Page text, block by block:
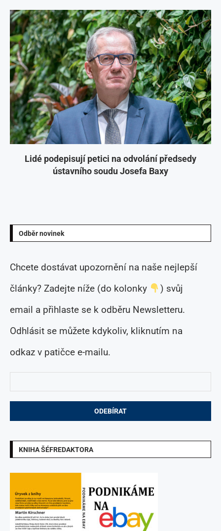
Lidé podepisují petici na odvolání předsedy
ústavního soudu Josefa Baxy
Odběr novinek
Chcete dostávat upozornění na naše nejlepší
články? Zadejte níže (do kolonky
) svůj
email a přihlaste se k odběru Newsletteru.
Odhlásit se můžete kdykoliv, kliknutím na
odkaz v patičce e-mailu.
KNIHA ŠÉFREDAKTORA